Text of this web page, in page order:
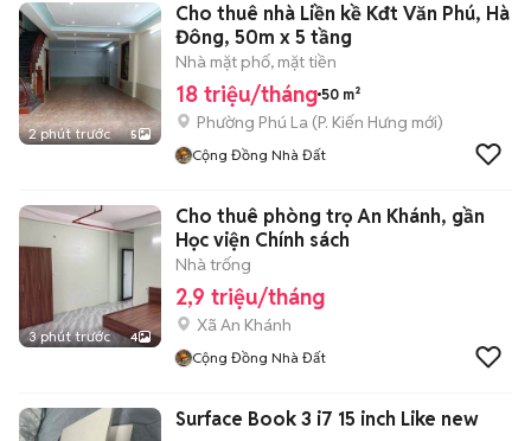
2 phút trước 5
Cho thuê nhà Liền kề Kđt Văn Phú, Hà
Đông, 50m x 5 tầng
Nhà mặt phố, mặt tiền
18 triệu/tháng 50 m²
Phường Phú La (P. Kiến Hưng mới)
Cộng Đồng Nhà Đất
3 phút trước 4
Cho thuê phòng trọ An Khánh, gần
Học viện Chính sách
Nhà trống
2,9 triệu/tháng
Xã An Khánh
Cộng Đồng Nhà Đất
Surface Book 3 i7 15 inch Like new